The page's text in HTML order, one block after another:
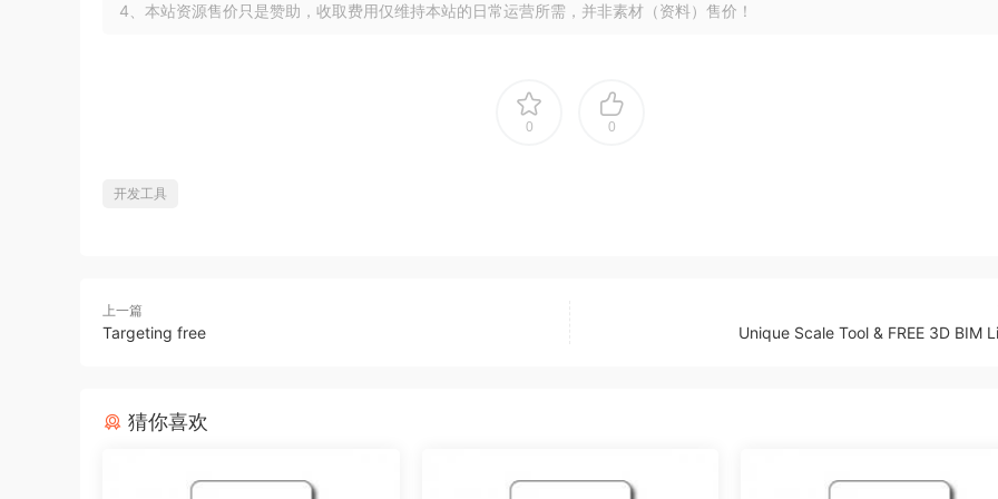
4、本站资源售价只是赞助，收取费用仅维持本站的日常运营所需，并非素材（资料）售价！
0 0
开发工具
上一篇
Targeting free Unique Scale Tool & FREE 3D BIM
猜你喜欢